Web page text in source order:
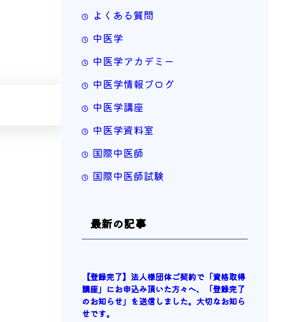
よくある質問
中医学
中医学アカデミー
中医学情報ブログ
中医学講座
中医学資料室
国際中医師
国際中医師試験
最新の記事
【登録完了】法人様団体ご契約で「資格取得
講座」にお申込み頂いた方々へ、「登録完了
のお知らせ」を送信しました。大切なお知ら
せです。